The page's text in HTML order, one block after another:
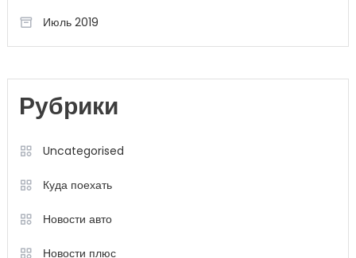
Июль 2019
Рубрики
Uncategorised
Куда поехать
Новости авто
Новости плюс